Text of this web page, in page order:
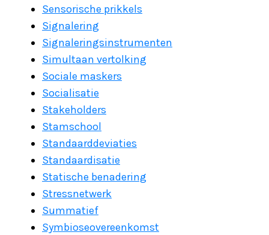
Sensorische prikkels
Signalering
Signaleringsinstrumenten
Simultaan vertolking
Sociale maskers
Socialisatie
Stakeholders
Stamschool
Standaarddeviaties
Standaardisatie
Statische benadering
Stressnetwerk
Summatief
Symbioseovereenkomst